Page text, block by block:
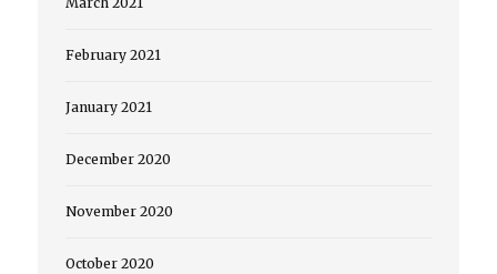
February 2021
January 2021
December 2020
November 2020
October 2020